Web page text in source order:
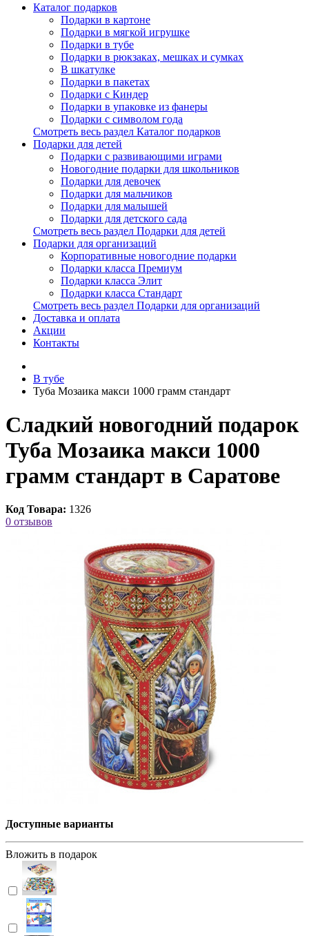
Каталог подарков
Подарки в картоне
Подарки в мягкой игрушке
Подарки в тубе
Подарки в рюкзаках, мешках и сумках
В шкатулке
Подарки в пакетах
Подарки с Киндер
Подарки в упаковке из фанеры
Подарки с символом года
Смотреть весь раздел Каталог подарков
Подарки для детей
Подарки с развивающими играми
Новогодние подарки для школьников
Подарки для девочек
Подарки для мальчиков
Подарки для малышей
Подарки для детского сада
Смотреть весь раздел Подарки для детей
Подарки для организаций
Корпоративные новогодние подарки
Подарки класса Премиум
Подарки класса Элит
Подарки класса Стандарт
Смотреть весь раздел Подарки для организаций
Доставка и оплата
Акции
Контакты
В тубе
Туба Мозаика макси 1000 грамм стандарт
Сладкий новогодний подарок
Туба Мозаика макси 1000
грамм стандарт в Саратове
Код Товара: 1326
0 отзывов
Доступные варианты
Вложить в подарок